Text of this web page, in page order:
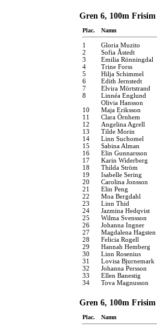
Gren 6, 100m
Plac. Namn
1 Gloria Muzito
2
Sofia Åstedt
3
Emilia Rönningdal
4
Trine Forss
5
Hilja Schimmel
6
Edith Jernstedt
7
Elvira Mörtstrand
8
Linnéa Englund
Olivia Hansson
10
Maja Eriksson
11
Clara Örnhem
12
Angelina Agrell
13
Tilde Morin
14
Linn Suchomel
15
Sabina Alman
16
Elin Gunnarsson
17
Karin Widerberg
18
Thilda Ström
19
Isabelle Sering
20
Carolina Jonsson
21
Elin Peng
22
Moa Bergdahl
23
Linn Thid
24
Jazmina Hedqvist
25
Wilma Svensson
26
Johanna Ingner
27
Magdalena
28
Felicia Rogell
29
Hannah Hemberg
30
Linn Rosenius
31
Lovisa Bjurnemark
32
Johanna Persson
33
Ellen Banestig
34
Tova Magnusson
Gren 6, 100m
Plac. Namn